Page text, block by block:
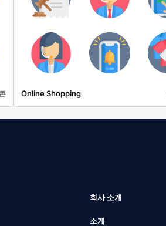
Online Shopping
회사 소개
소개